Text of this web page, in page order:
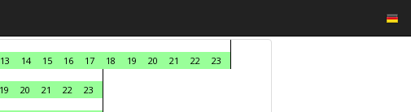
13 14 15 16 17 18 19 20 21 22 23
19 20 21 22 23